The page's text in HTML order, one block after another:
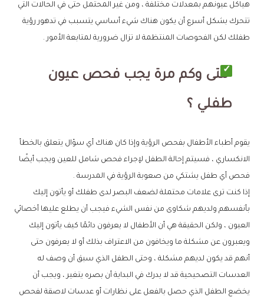
هياكل عيونهم بمعدلات مختلفة ، ومن غير المحتمل حتى في الحالات التي
تتحرك بشكل أسرع أن يكون هناك شيء أساسي يتسبب في تدهور رؤية
طفلك لكن الفحوصات المنتظمة لا تزال ضرورية لمتابعة الأمور .
متى وكم مرة يجب فحص عيون
طفلي ؟
يقوم أطباء الأطفال بفحص الرؤية وإذا كان هناك أي سؤال يتعلق بالخطأ
الانكساري ، فسيتم إحالة الطفل لإجراء فحص شامل للعين ويجب أيضًا
فحص أي طفل يشتكي من صعوبة الرؤية في المدرسة .
إذا كنت ترى علامات محتملة لضعف البصر لدى طفلك أو يأتون إليك
بأنفسهم ولديهم شكاوى من نفس الشيء فيجب أن يطلع عليها أخصائي
العيون ، ولكن الحقيقة هي أن الأطفال لا يعرفون دائمًا كيف يأتون إليك
ويعبرون عن مشكلة ما ويخافون من الاعتراف بذلك أو لا يعرفون حتى
أنهم قد يكون لديهم مشكلة ، وحتى الطفل الذي سبق أن وصف له
العدسات التصحيحية قد لا يدرك في البداية أن بصره يتغير ، ويجب أن
يخضع الطفل الذي حصل بالفعل على نظارات أو عدسات لاصقة لفحص